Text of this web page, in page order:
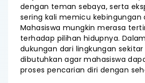
dengan teman sebaya, serta
sering kali memicu kebingungan
Mahasiswa mungkin merasa
terhadap pilihan hidupnya.
dukungan dari lingkungan
dibutuhkan agar mahasiswa
proses pencarian diri dengan